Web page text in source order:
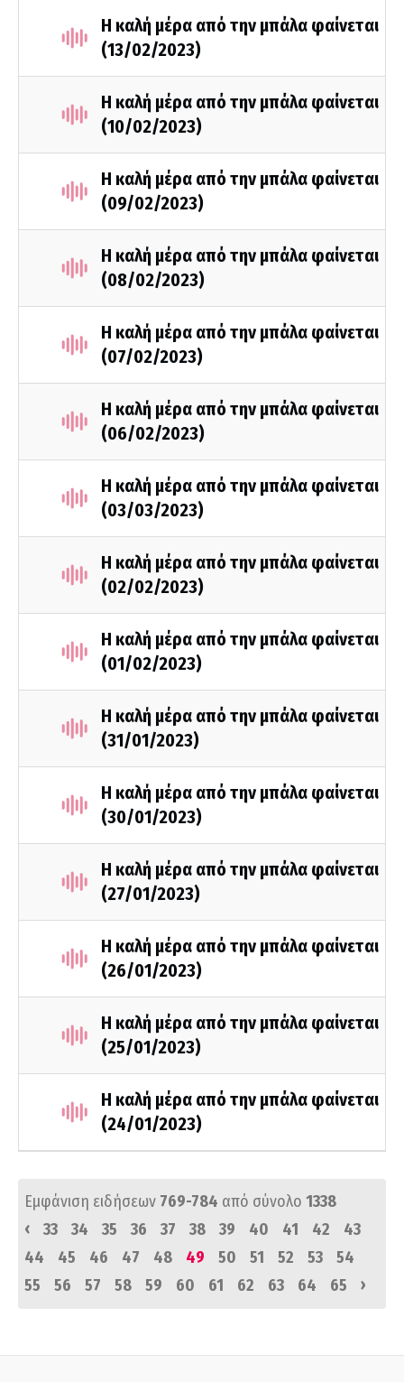
Η καλή μέρα από την μπάλα φαίνεται
(13/02/2023)
Η καλή μέρα από την μπάλα φαίνεται
(10/02/2023)
Η καλή μέρα από την μπάλα φαίνεται
(09/02/2023)
Η καλή μέρα από την μπάλα φαίνεται
(08/02/2023)
Η καλή μέρα από την μπάλα φαίνεται
(07/02/2023)
Η καλή μέρα από την μπάλα φαίνεται
(06/02/2023)
Η καλή μέρα από την μπάλα φαίνεται
(03/03/2023)
Η καλή μέρα από την μπάλα φαίνεται
(02/02/2023)
Η καλή μέρα από την μπάλα φαίνεται
(01/02/2023)
Η καλή μέρα από την μπάλα φαίνεται
(31/01/2023)
Η καλή μέρα από την μπάλα φαίνεται
(30/01/2023)
Η καλή μέρα από την μπάλα φαίνεται
(27/01/2023)
Η καλή μέρα από την μπάλα φαίνεται
(26/01/2023)
Η καλή μέρα από την μπάλα φαίνεται
(25/01/2023)
Η καλή μέρα από την μπάλα φαίνεται
(24/01/2023)
Εμφάνιση ειδήσεων 769-784 από σύνολο 1338
‹
33 34 35 36 37 38 39 40 41 42
43
44
45 46 47 48 49 50 51 52 53
54
55
56 57 58 59 60 61 62 63 64 65 ›